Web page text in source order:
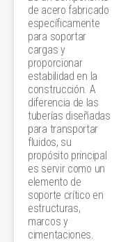
de acero fabricado
específicamente
para soportar
cargas y
proporcionar
estabilidad en la
construcción. A
diferencia de las
tuberías diseñadas
para transportar
fluidos, su
propósito principal
es servir como un
elemento de
soporte crítico en
estructuras,
marcos y
cimentaciones.